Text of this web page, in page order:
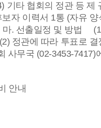
기타 협회의 정관
자 이력서 1통 (자유
. 선출일정 및 방법
정관에 따라 투표로
무국 (02-3453-
안내